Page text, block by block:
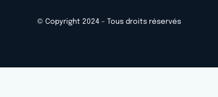
© Copyright 2024 – Tous droits réservés